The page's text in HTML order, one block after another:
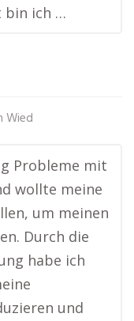
bin ich …
Wied
Probleme mit
wollte meine
um meinen
Durch die
habe ich
und